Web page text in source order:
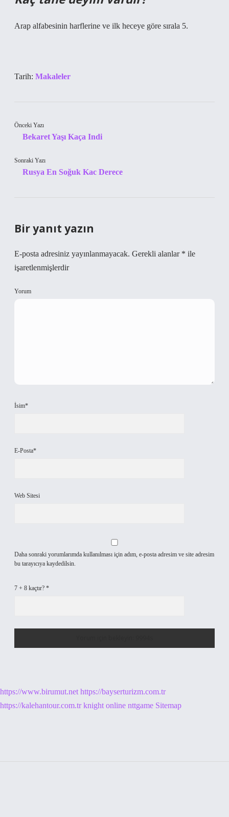
Arap alfabesinin harflerine ve ilk heceye göre sırala 5.
Tarih: Makaleler
Önceki Yazı
Bekaret Yaşı Kaça Indi
Sonraki Yazı
Rusya En Soğuk Kac Derece
Bir yanıt yazın
E-posta adresiniz yayınlanmayacak. Gerekli alanlar * ile
işaretlenmişlerdir
Yorum
İsim*
E-Posta*
Web Sitesi
Daha sonraki yorumlarımda kullanılması için adım, e-posta adresim ve site adresim
bu tarayıcıya kaydedilsin.
7 + 8 kaçtır? *
https://www.birumut.net https://bayserturizm.com.tr
https://kalehantour.com.tr knight online nttgame Sitemap